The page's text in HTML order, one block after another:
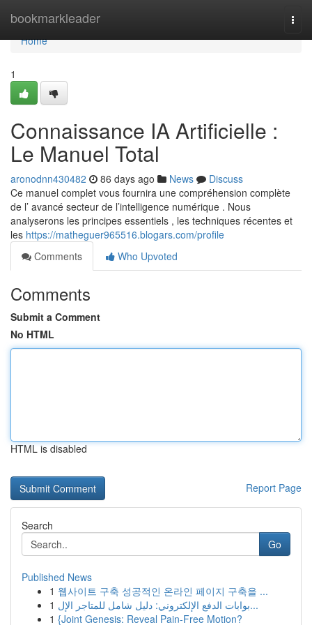
bookmarkleader
Home
Home
1
Connaissance IA Artificielle :
Le Manuel Total
aronodnn430482 86 days ago News
Discuss
Ce manuel complet vous fournira une compréhension complète
de l’ avancé secteur de l’intelligence numérique . Nous
analyserons les principes essentiels , les techniques récentes et
les https://matheguer965516.blogars.com/profile
Comments
Who Upvoted
Comments
Submit a Comment
No HTML
HTML is disabled
Report Page
Search
Go
Published News
1 웹사이트 구축 성공적인 온라인 페이지 구축을 ...
1
بوابات الدفع الإلكتروني: دليل شامل للمتاجر الإل...
1 {Joint Genesis: Reveal Pain-Free Motion?